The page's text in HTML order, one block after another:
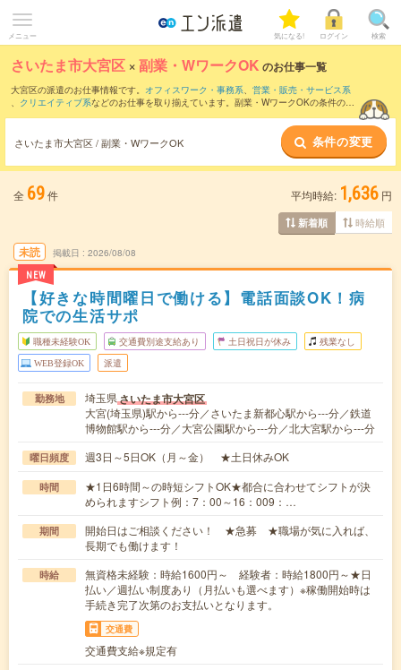
メニュー 気になる! ログイン 検索
さいたま市大宮区 ×副業・WワークOK のお仕事一覧
大宮区の派遣のお仕事情報です。 オフィスワーク・事務系、 営業・販売・サービス系
、 クリエイティブ系などのお仕事を取り揃えています。副業・WワークOKの条件の他
さいたま市大宮区 / 副業・WワークOK 条件の変更
全 69件 平均時給: 1,636 円
新着順 時給順
未読
NEW
掲載日 2026/08/08
【好きな時間曜日で働ける】電話面談OK！病
院での生活サポ
職種未経験OK 交通費別途支給あり 土日祝日が休み 残業なし
WEB登録OK 派遣
勤務地 埼玉県さいたま市大宮区
大宮(埼玉県)駅から---分／さいたま新都心駅から---分／鉄道
博物館駅から---分／大宮公園駅から---分／北大宮駅から---分
曜日頻度 週3日～5日OK（月～金） ★土日休みOK
時間
★1日6時間～の時短シフトOK★都合に合わせてシフトが決
められますシフト例：7：00～16：009：…
期間
開始日はご相談ください！ ★急募 ★職場が気に入れば、
長期でも働けます！
時給
無資格未経験：時給1600円～ 経験者：時給1800円～★日
払い／週払い制度あり（月払いも選べます）※稼働開始時は
手続き完了次第のお支払いとなります。
交通費
交通費支給※規定有